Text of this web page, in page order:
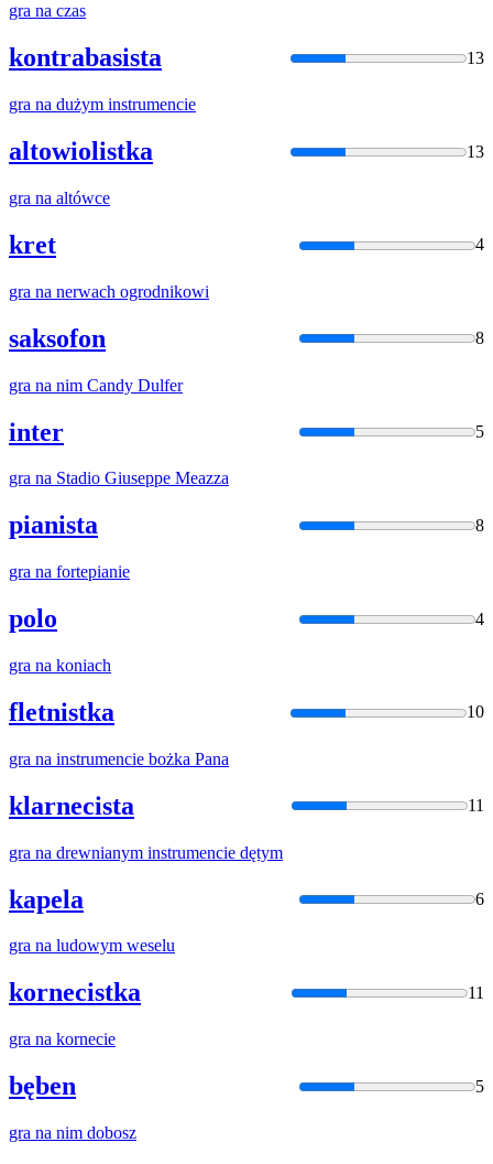
gra na czas
kontrabasista 13
gra na dużym instrumencie
altowiolistka 13
gra na altówce
kret 4
gra na nerwach ogrodnikowi
saksofon 8
gra na nim Candy Dulfer
inter 5
gra na Stadio Giuseppe Meazza
pianista 8
gra na fortepianie
polo 4
gra na koniach
fletnistka 10
gra na instrumencie bożka Pana
klarnecista 11
gra na drewnianym instrumencie dętym
kapela 6
gra na ludowym weselu
kornecistka 11
gra na kornecie
bęben 5
gra na nim dobosz